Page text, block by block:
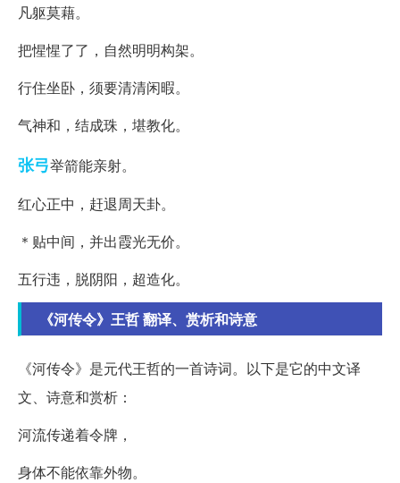
凡躯莫藉。
把惺惺了了，自然明明构架。
行住坐卧，须要清清闲暇。
气神和，结成珠，堪教化。
张弓举箭能亲射。
红心正中，赶退周天卦。
＊贴中间，并出霞光无价。
五行违，脱阴阳，超造化。
《河传令》王哲 翻译、赏析和诗意
《河传令》是元代王哲的一首诗词。以下是它的中文译
文、诗意和赏析：
河流传递着令牌，
身体不能依靠外物。